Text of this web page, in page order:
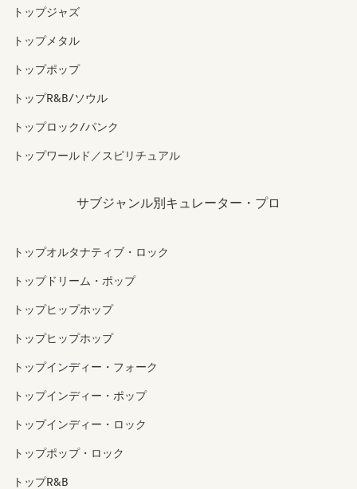
トップジャズ
トップメタル
トップポップ
トップR&B/ソウル
トップロック/パンク
トップワールド／スピリチュアル
サブジャンル別キュレーター・プロ
トップオルタナティブ・ロック
トップドリーム・ポップ
トップヒップホップ
トップヒップホップ
トップインディー・フォーク
トップインディー・ポップ
トップインディー・ロック
トップポップ・ロック
トップR&B